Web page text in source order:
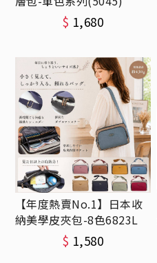
$ 1,680
【年度熱賣No.1】日本收
納美學皮夾包-8色6823L
$ 1,580